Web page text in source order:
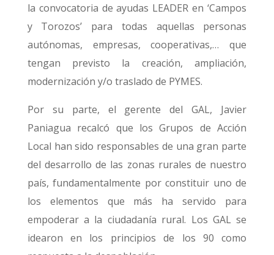
la convocatoria de ayudas LEADER en ‘Campos
y Torozos’ para todas aquellas personas
autónomas, empresas, cooperativas,… que
tengan previsto la creación, ampliación,
modernización y/o traslado de PYMES.
Por su parte, el gerente del GAL, Javier
Paniagua recalcó que los Grupos de Acción
Local han sido responsables de una gran parte
del desarrollo de las zonas rurales de nuestro
país, fundamentalmente por constituir uno de
los elementos que más ha servido para
empoderar a la ciudadanía rural. Los GAL se
idearon en los principios de los 90 como